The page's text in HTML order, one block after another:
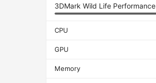
3DMark Wild Life Performance
CPU
GPU
Memory